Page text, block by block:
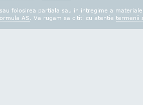
folosirea partiala sau in intregime a
AS. Va rugam sa cititi cu atentie termenii